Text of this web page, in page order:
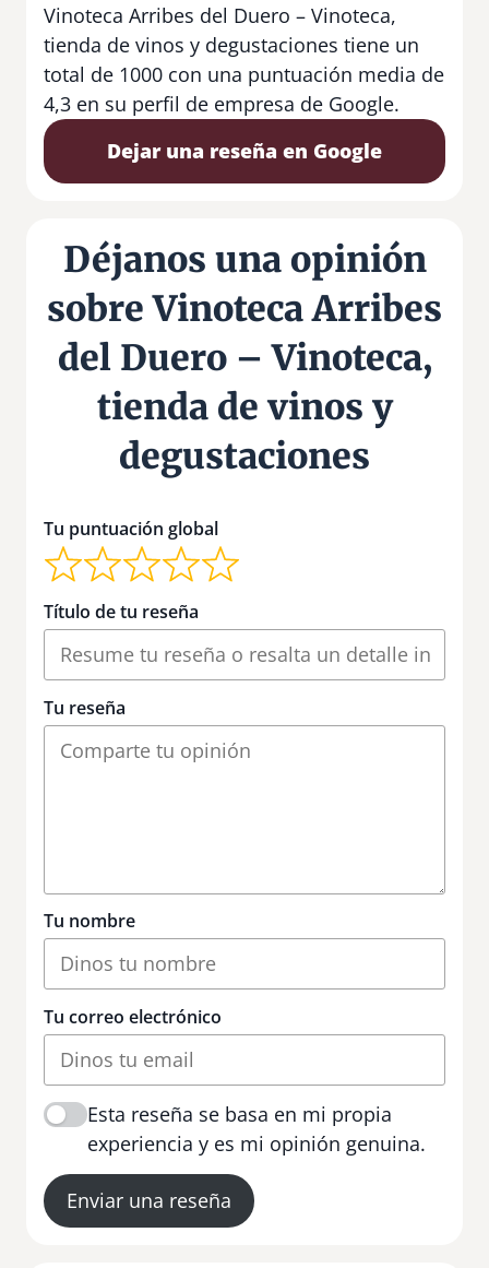
Vinoteca Arribes del Duero – Vinoteca,
tienda de vinos y degustaciones tiene un
total de 1000 con una puntuación media de
4,3 en su perfil de empresa de Google.
Dejar una reseña en Google
Déjanos una opinión
sobre Vinoteca Arribes
del Duero – Vinoteca,
tienda de vinos y
degustaciones
Tu puntuación global
Título de tu reseña
Tu reseña
Tu nombre
Tu correo electrónico
Esta reseña se basa en mi propia
experiencia y es mi opinión genuina.
Enviar una reseña